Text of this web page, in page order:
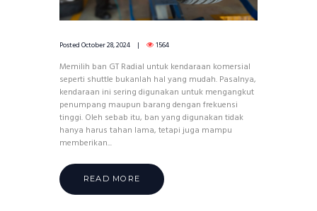
PostedOctober 28, 2024 1564
Memilih ban GT Radial untuk kendaraan komersial
seperti shuttle bukanlah hal yang mudah. Pasalnya,
kendaraan ini sering digunakan untuk mengangkut
penumpang maupun barang dengan frekuensi
tinggi. Oleh sebab itu, ban yang digunakan tidak
hanya harus tahan lama, tetapi juga mampu
memberikan...
READ MORE